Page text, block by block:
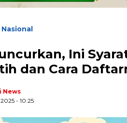
Nasional
Ini
dan Cara
News
- 10:25
Biru Kuning